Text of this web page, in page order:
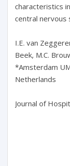
characteristics
central nervous
I.E. van
Beek, M.C.
*Amsterdam
Netherlands
Journal of